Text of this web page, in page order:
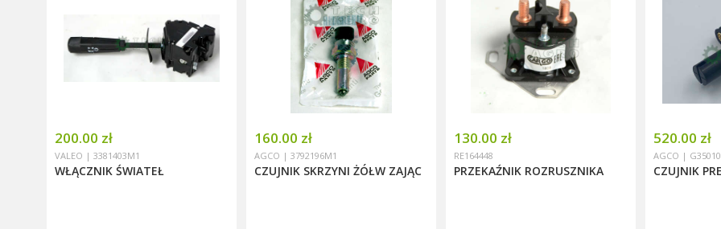
200.00 zł
VALEO | 3381403M1
WŁĄCZNIK ŚWIATEŁ
160.00 zł
AGCO | 3792196M1
CZUJNIK SKRZYNI ŻÓŁW ZAJĄC
130.00 zł
RE164448
PRZEKAŹNIK ROZRUSZNIKA
520.00 zł
AGCO |
CZUJNIK